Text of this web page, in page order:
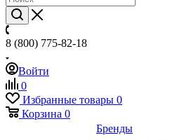
8 (800) 775-82-18
Войти
0
Избранные товары 0
Корзина 0
Бренды